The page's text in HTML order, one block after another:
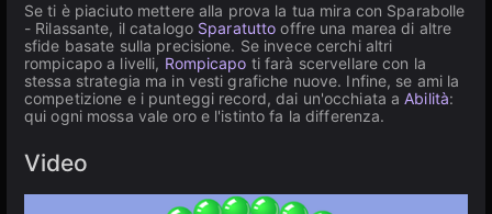
Se ti è piaciuto mettere alla prova la tua mira con Sparabolle
- Rilassante, il catalogo Sparatutto offre una marea di altre
sfide basate sulla precisione. Se invece cerchi altri
rompicapo a livelli, Rompicapo ti farà scervellare con la
stessa strategia ma in vesti grafiche nuove. Infine, se ami la
competizione e i punteggi record, dai un'occhiata aAbilità:
qui ogni mossa vale oro e l'istinto fa la differenza.
Video